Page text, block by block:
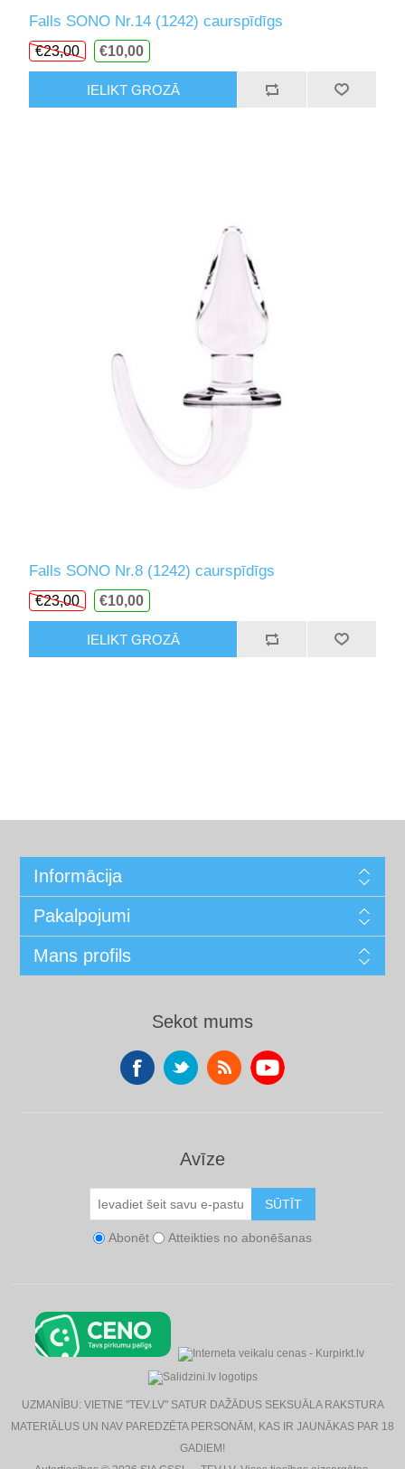
Falls SONO Nr.14 (1242) caurspīdīgs
€23,00 €10,00
IELIKT GROZĀ
Falls SONO Nr.8 (1242) caurspīdīgs
€23,00 €10,00
IELIKT GROZĀ
Informācija
Pakalpojumi
Mans profils
Sekot mums
Avīze
SŪTĪT
Abonēt Atteikties no abonēšanas
UZMANĪBU: VIETNE "TEV.LV" SATUR DAŽĀDUS SEKSUĀLA RAKSTURA
MATERIĀLUS UN NAV PAREDZĒTA PERSONĀM, KAS IR JAUNĀKAS PAR 18
GADIEM!